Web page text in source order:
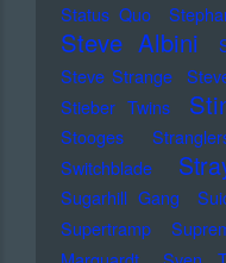
Status Quo
Steve Albini
Steve Strange
Stieber Twins
Stooges
Switchblade
Sugarhill Gang
Supertramp